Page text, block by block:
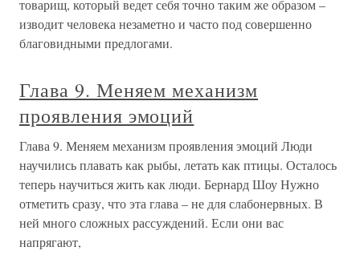
товарищ, который ведет себя точно таким же образом –
изводит человека незаметно и часто под совершенно
благовидными предлогами.
Глава 9. Меняем механизм
проявления эмоций
Глава 9. Меняем механизм проявления эмоций Люди
научились плавать как рыбы, летать как птицы. Осталось
теперь научиться жить как люди. Бернард Шоу Нужно
отметить сразу, что эта глава – не для слабонервных. В
ней много сложных рассуждений. Если они вас
напрягают,